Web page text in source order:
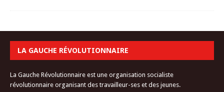
LA GAUCHE RÉVOLUTIONNAIRE
La Gauche Révolutionnaire est une organisation socialiste
révolutionnaire organisant des travailleur-ses et des jeunes.